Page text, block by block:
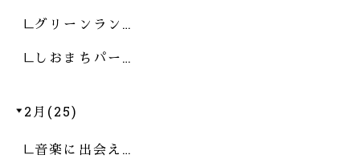
グリーンラン…
しおまちパー…
2月(25)
音楽に出会え…